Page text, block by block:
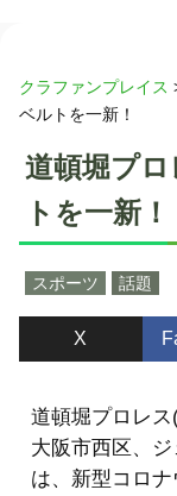
クラファンプレイス
ベルトを一新！
道頓堀プ
トを一新！
スポーツ 話題
X
道頓堀プロレス
大阪市西区、
は、新型コロ